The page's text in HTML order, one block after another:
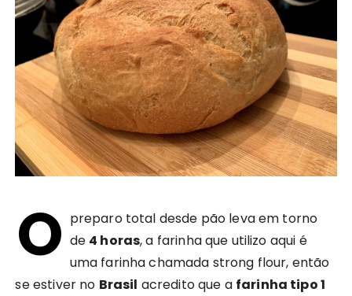
O preparo total desde pão leva em torno
de 4 horas, a farinha que utilizo aqui é
uma farinha chamada strong flour, então
se estiver no Brasil acredito que a farinha tipo 1